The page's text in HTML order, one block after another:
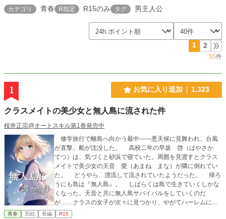
カテゴリ 青春 R指定 R15のみ タグ 男主人公
1 2
55件
1 お気に入り追加 1,323
クラスメイトの美少女と無人島に流された件
桜井正宗@オートスキル第1巻発売中
修学旅行で離島へ向かう最中――悪天候に見舞われ、台風
が直撃。船が沈没した。 高校二年の早坂 啓（はやさか
てつ）は、気づくと砂浜で寝ていた。周囲を見渡すとクラス
メイトで美少女の天音 愛（あまね まな）が隣に倒れてい
た。 どうやら、漂流して流されていたようだった。 帰ろ
うにも島は『無人島』。 しばらくは島で生きていくしかな
くなった。天音と共に無人島サバイバルをしていくのだ
が……クラスの女子が次々に見つかり、やがてハーレムに。
男一人と女子十五人で……取り合いに発展！？
青春 完結 長編 R15